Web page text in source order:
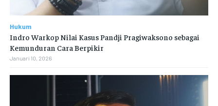
Hukum
Indro Warkop Nilai Kasus Pandji Pragiwaksono sebagai
Kemunduran Cara Berpikir
Januari 10, 2026